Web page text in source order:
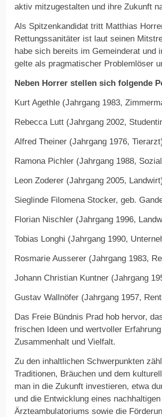
aktiv mitzugestalten und ihre Zukunft
Als Spitzenkandidat tritt Matthias
Rettungssanitäter ist laut seinen
habe sich bereits im Gemeinderat und
gelte als pragmatischer Problemlöser
Neben Horrer stellen sich folgende
Kurt Agethle (Jahrgang 1983,
Rebecca Lutt (Jahrgang 2002,
Alfred Theiner (Jahrgang 1976,
Ramona Pichler (Jahrgang 1988,
Leon Zoderer (Jahrgang 2005,
Sieglinde Filomena Stocker, geb.
Florian Nischler (Jahrgang 1996,
Tobias Longhi (Jahrgang 1990,
Rosmarie Ausserer (Jahrgang 1983,
Johann Christian Kuntner (Jahrgang
Gustav Wallnöfer (Jahrgang 1957,
Das Freie Bündnis Prad hob hervor,
frischen Ideen und wertvoller
Zusammenhalt und Vielfalt.
Zu den inhaltlichen Schwerpunkten
Traditionen, Bräuchen und dem
man in die Zukunft investieren, etwa
und die Entwicklung eines
Ärzteambulatoriums sowie die